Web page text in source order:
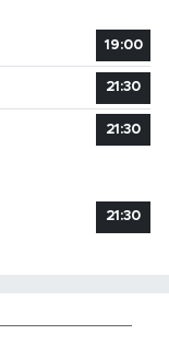
19:00
21:30
21:30
21:30